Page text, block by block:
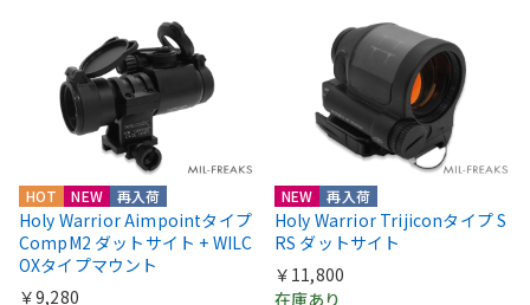
HOT NEW 再入荷
Holy Warrior Aimpointタイプ
CompM2 ダットサイト + WILC
OXタイプマウント
￥9,280
NEW 再入荷
Holy Warrior Trijiconタイプ S
RS ダットサイト
￥11,800
在庫あり